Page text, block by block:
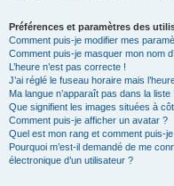
Préférences et paramètres des
Comment puis-je modifier mes
Comment puis-je masquer mon nom
L’heure n’est pas correcte !
J’ai réglé le fuseau horaire mais
Ma langue n’apparaît pas dans la liste !
Que signifient les images situées à
Comment puis-je afficher un avatar ?
Quel est mon rang et comment puis-
Pourquoi m’est-il demandé de me
électronique d’un utilisateur ?